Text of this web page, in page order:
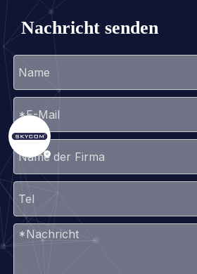
Nachricht senden